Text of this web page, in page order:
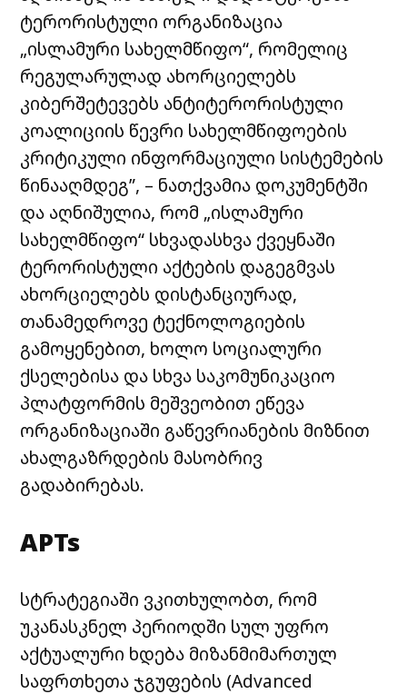
ტერორისტული ორგანიზაცია
„ისლამური სახელმწიფო“, რომელიც
რეგულარულად ახორციელებს
კიბერშეტევებს ანტიტერორისტული
კოალიციის წევრი სახელმწიფოების
კრიტიკული ინფორმაციული სისტემების
წინააღმდეგ”, – ნათქვამია დოკუმენტში
და აღნიშულია, რომ „ისლამური
სახელმწიფო“ სხვადასხვა ქვეყნაში
ტერორისტული აქტების დაგეგმვას
ახორციელებს დისტანციურად,
თანამედროვე ტექნოლოგიების
გამოყენებით, ხოლო სოციალური
ქსელებისა და სხვა საკომუნიკაციო
პლატფორმის მეშვეობით ეწევა
ორგანიზაციაში გაწევრიანების მიზნით
ახალგაზრდების მასობრივ
გადაბირებას.
APTs
სტრატეგიაში ვკითხულობთ, რომ
უკანასკნელ პერიოდში სულ უფრო
აქტუალური ხდება მიზანმიმართულ
საფრთხეთა ჯგუფების (Advanced